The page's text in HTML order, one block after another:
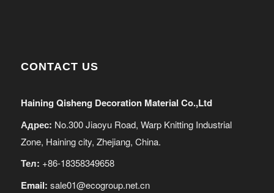
CONTACT US
Haining Qisheng Decoration Material Co.,Ltd
Адрес: No.300 Jiaoyu Road, Warp Knitting Industrial
Zone, Haining city, Zhejiang, China.
Тел: +86-18358349658
Email: sale01@ecogroup.net.cn